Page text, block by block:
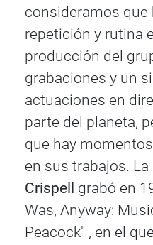
consideramos que
repetición y rutina
producción del
grabaciones y un
actuaciones en
parte del planeta,
que hay
en sus trabajos.
Crispell
grabó en
Was, Anyway:
Peacock" , en el